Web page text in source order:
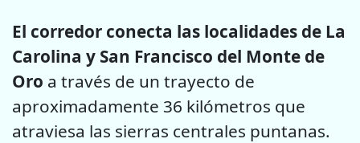
El corredor conecta las localidades de La
Carolina y San Francisco del Monte de
Oro a través de un trayecto de
aproximadamente 36 kilómetros que
atraviesa las sierras centrales puntanas.